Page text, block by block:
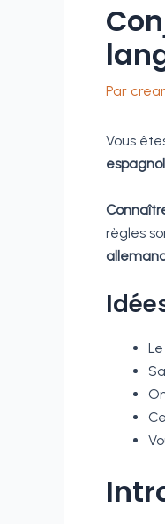
Par
Vous
espagnol
règles